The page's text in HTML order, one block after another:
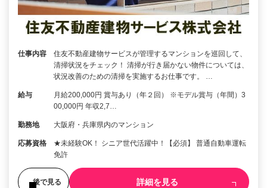
仕事内容
住友不動産建物サービスが管理するマンションを巡回して、
清掃状況をチェック！ 清掃が行き届かない物件については、
状況改善のための清掃を実施するお仕事です。 …
給与
月給200,000円 賞与あり（年２回） ※モデル賞与（年間）3
00,000円 年収2,7…
勤務地 大阪府・兵庫県内のマンション
応募資格
★未経験OK！ シニア世代活躍中！【必須】 普通自動車運転
免許
後で見る 詳細を見る